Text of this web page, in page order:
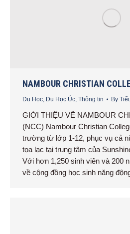
NAMBOUR CHRISTIAN
Du Học Du Học Úc Thông tin By
GIỚI THIỆU VỀ NAMBOUR
(NCC) Nambour Christian
trường từ lớp 1-12, phục vụ cả
tọa lạc tại trung tâm của
Với hơn 1,250 sinh viên và 200
về cộng đồng học sinh năng